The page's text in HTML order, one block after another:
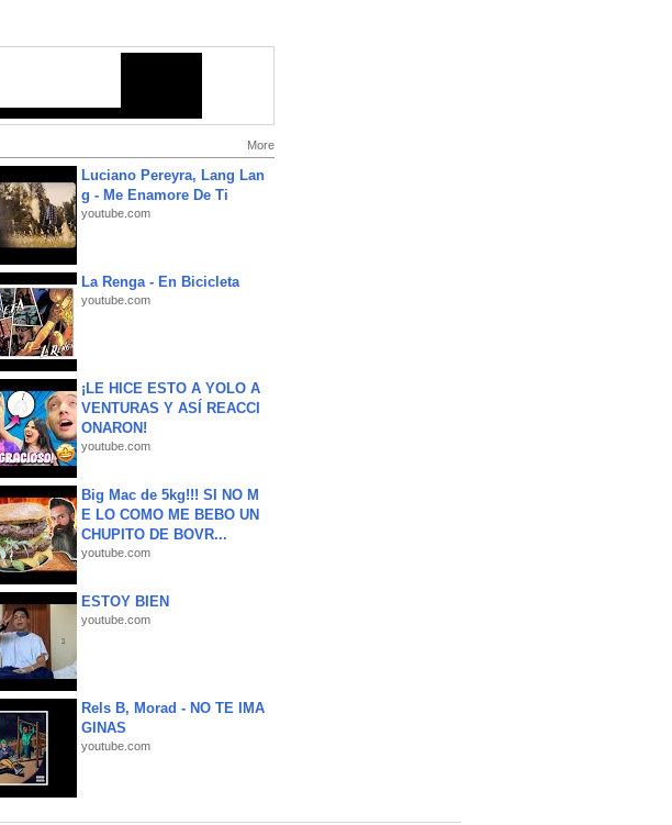
More
Luciano Pereyra, Lang Lan
g - Me Enamore De Ti
youtube.com
La Renga - En Bicicleta
youtube.com
¡LE HICE ESTO A YOLO A
VENTURAS Y ASÍ REACCI
ONARON!
youtube.com
Big Mac de 5kg!!! SI NO M
E LO COMO ME BEBO UN
CHUPITO DE BOVR...
youtube.com
ESTOY BIEN
youtube.com
Rels B, Morad - NO TE IMA
GINAS
youtube.com